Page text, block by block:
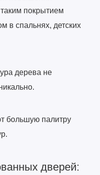
покрытием
в спальнях, детских
дерева не
большую палитру
дверей: